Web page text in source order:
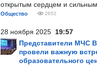
открытым сердцем и сильным
Общество 2652
28 ноября 2025 19:57
Представители МЧС
провели важную
образовательного